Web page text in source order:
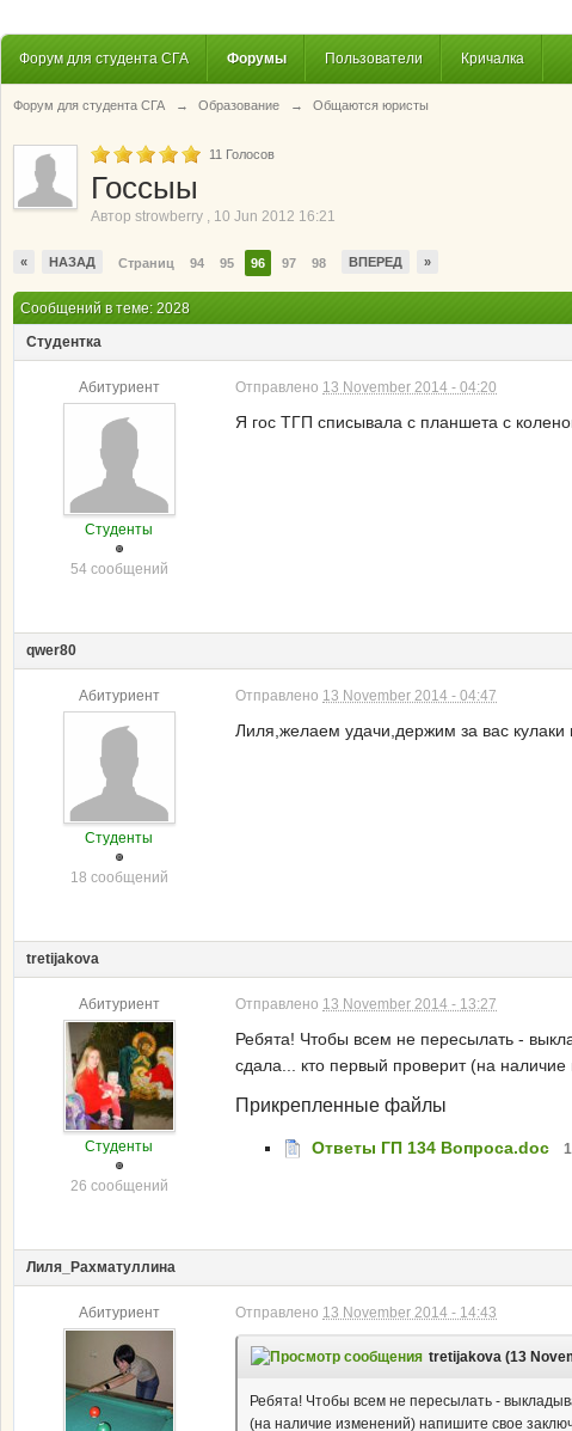
Форум для студента СГА Форумы Пользователи Кричалка
Форум для студента СГА → Образование → Общаются юристы
11 Голосов
Госсыы
Автор strowberry , 10 Jun 2012 16:21
« НАЗАД Страниц 94 95 96 97 98 ВПЕРЕД »
Сообщений в теме: 2028
Студентка
Абитуриент
Студенты
54 сообщений
Отправлено 13 November 2014 - 04:20
Я гос ТГП списывала с планшета с
qwer80
Абитуриент
Студенты
18 сообщений
Отправлено 13 November 2014 - 04:47
Лиля,желаем удачи,держим за вас
tretijakova
Абитуриент
Студенты
26 сообщений
Отправлено 13 November 2014 - 13:27
Ребята! Чтобы всем не пересылать -
сдала... кто первый проверит (на
Прикрепленные файлы
Ответы ГП 134 Вопроса.doc
Лиля_Рахматуллина
Абитуриент Отправлено 13 November 2014 - 14:43
tretijakova (13
Ребята! Чтобы всем не пересылать -
(на наличие изменений) напишите свое